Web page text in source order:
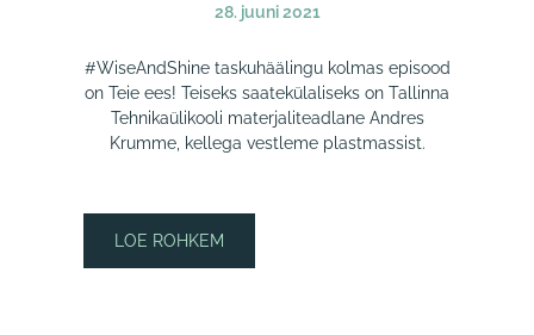
28. juuni 2021
#WiseAndShine taskuhäälingu kolmas episood
on Teie ees! Teiseks saatekülaliseks on Tallinna
Tehnikaülikooli materjaliteadlane Andres
Krumme, kellega vestleme plastmassist.
LOE ROHKEM